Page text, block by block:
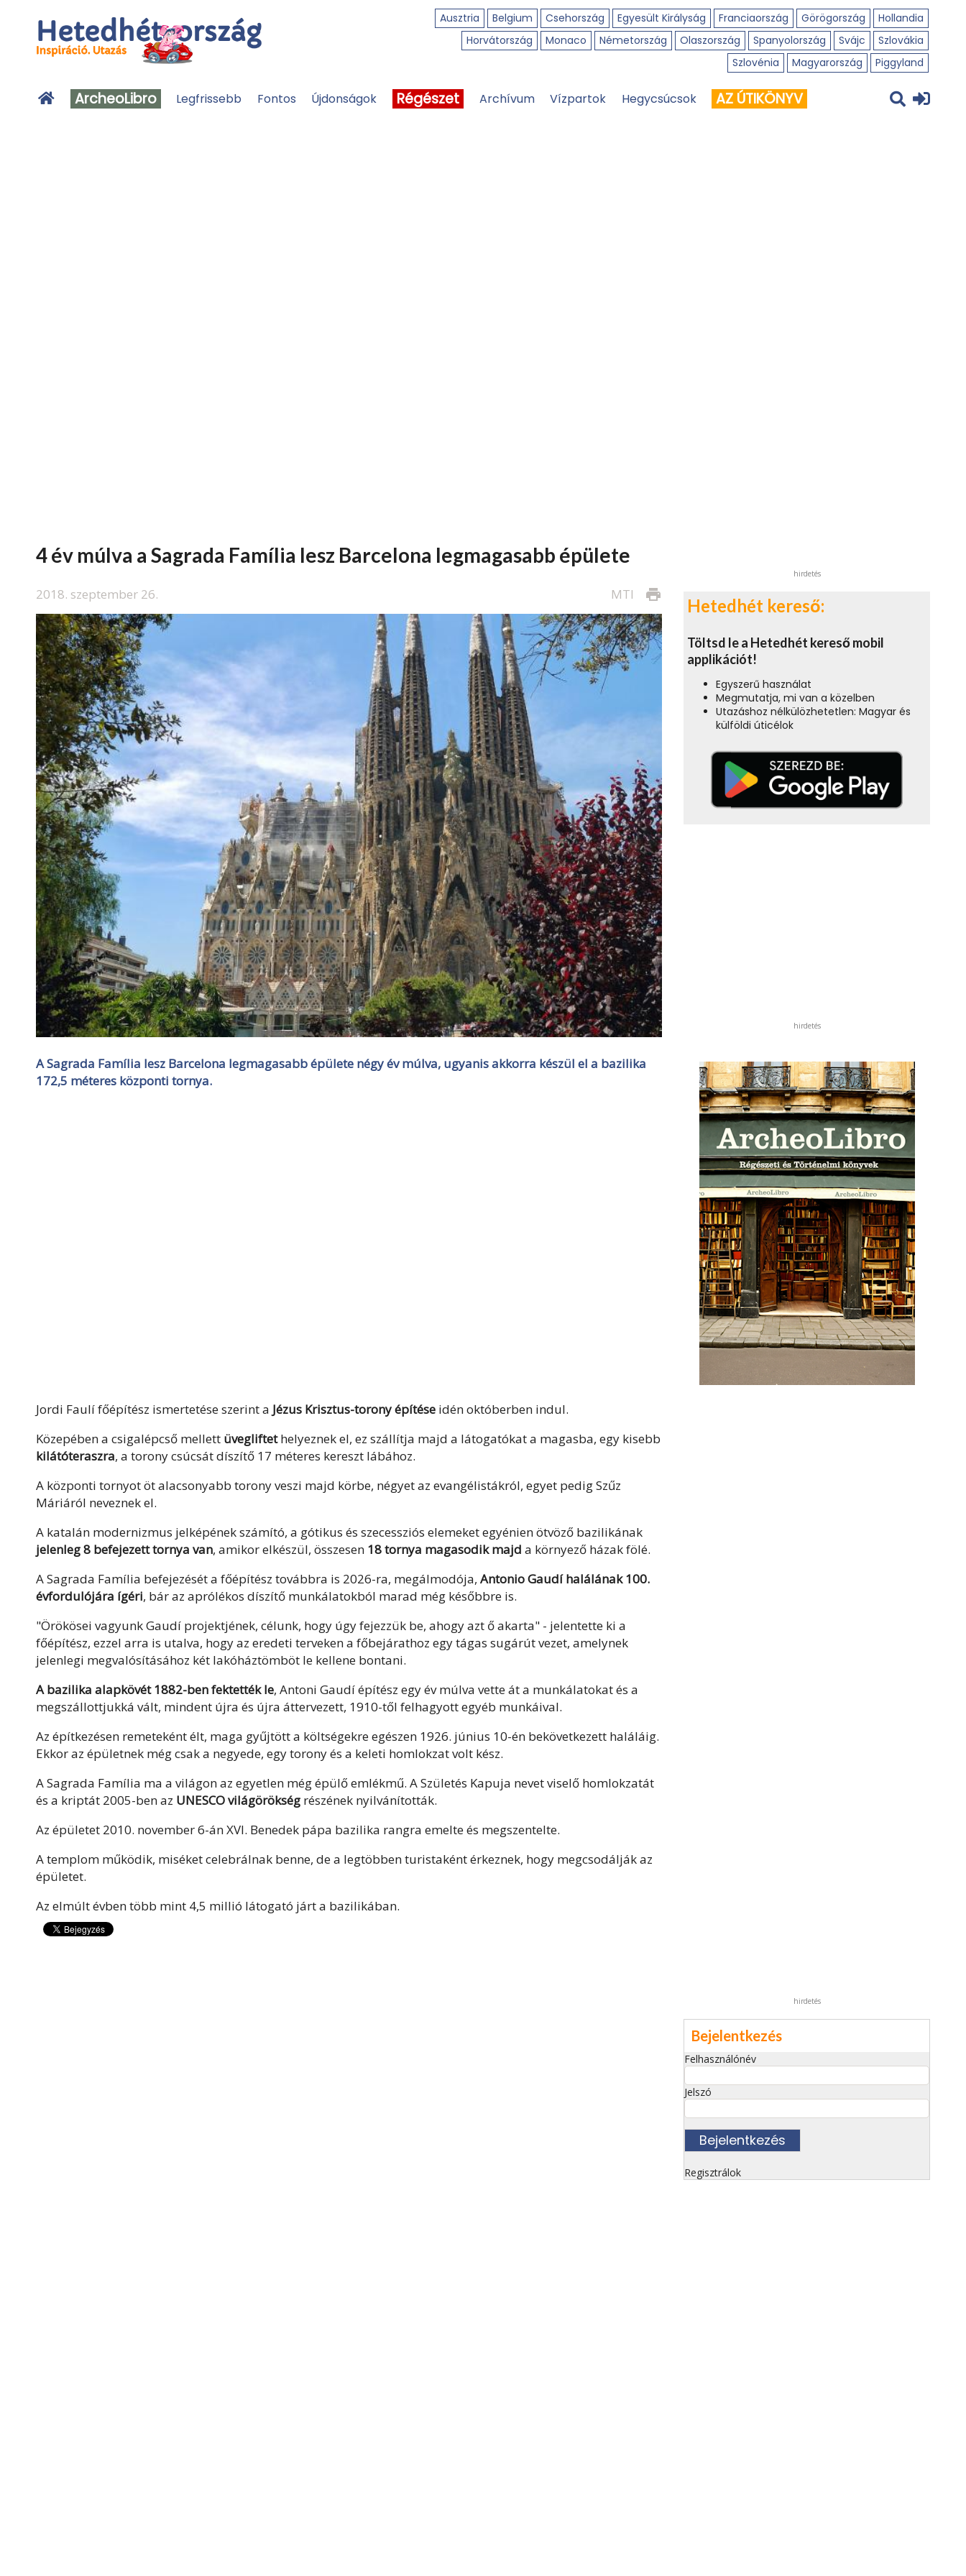
Ausztria Belgium Csehország Egyesült Királyság Franciaország Görögország
Hollandia
Horvátország
Monaco Németország Olaszország Spanyolország Svájc
Szlovákia
Szlovénia
Magyarország Piggyland
ArcheoLibro Legfrissebb Fontos Újdonságok Régészet Archívum Vízpartok Hegycsúcsok AZ ÚTIKÖNYV
4 év múlva a Sagrada Família lesz Barcelona legmagasabb épülete
2018. szeptember 26. print
MTI
A Sagrada Família lesz Barcelona legmagasabb épülete négy év múlva, ugyanis akkorra készül el a bazilika
172,5 méteres központi tornya.
Jordi Faulí főépítész ismertetése szerint a Jézus Krisztus-torony építése idén októberben indul.
Közepében a csigalépcső mellett üvegliftethelyeznek el, ez szállítja majd a látogatókat a magasba, egy kisebb
kilátóteraszra, a torony csúcsát díszítő 17 méteres kereszt lábához.
A központi tornyot öt alacsonyabb torony veszi majd körbe, négyet az evangélistákról, egyet pedig Szűz
Máriáról neveznek el.
A katalán modernizmus jelképének számító, a gótikus és szecessziós elemeket egyénien ötvöző bazilikának
jelenleg 8 befejezett tornya van, amikor elkészül, összesen 18 tornya magasodik majd a környező házak fölé.
A Sagrada Família befejezését a főépítész továbbra is 2026-ra, megálmodója, Antonio Gaudí halálának 100.
évfordulójára ígéri, bár az aprólékos díszítő munkálatokból marad még későbbre is.
"Örökösei vagyunk Gaudí projektjének, célunk, hogy úgy fejezzük be, ahogy azt ő akarta" - jelentette ki a
főépítész, ezzel arra is utalva, hogy az eredeti terveken a főbejárathoz egy tágas sugárút vezet, amelynek
jelenlegi megvalósításához két lakóháztömböt le kellene bontani.
A bazilika alapkövét 1882-ben fektették le, Antoni Gaudí építész egy év múlva vette át a munkálatokat és a
megszállottjukká vált, mindent újra és újra áttervezett, 1910-től felhagyott egyéb munkáival.
Az építkezésen remeteként élt, maga gyűjtött a költségekre egészen 1926. június 10-én bekövetkezett haláláig.
Ekkor az épületnek még csak a negyede, egy torony és a keleti homlokzat volt kész.
A Sagrada Família ma a világon az egyetlen még épülő emlékmű. A Születés Kapuja nevet viselő homlokzatát
és a kriptát 2005-ben az UNESCO világörökség részének nyilvánították.
Az épületet 2010. november 6-án XVI. Benedek pápa bazilika rangra emelte és megszentelte.
A templom működik, miséket celebrálnak benne, de a legtöbben turistaként érkeznek, hogy megcsodálják az
épületet.
Az elmúlt évben több mint 4,5 millió látogató járt a bazilikában.
hirdetés
Hetedhét kereső:
Töltsd le a Hetedhét kereső mobil
applikációt!
Egyszerű használat
Megmutatja, mi van a közelben
Utazáshoz nélkülözhetetlen: Magyar és
külföldi úticélok
hirdetés
hirdetés
Bejelentkezés
Felhasználónév
Jelszó
Regisztrálok